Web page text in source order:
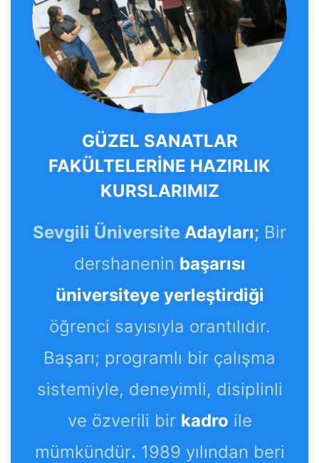
GÜZEL SANATLAR
FAKÜLTELERİNE HAZIRLIK
KURSLARIMIZ
Sevgili Üniversite Adayları; Bir
dershanenin başarısı
üniversiteye yerleştirdiği
öğrenci sayısıyla orantılıdır.
Başarı; programlı bir çalışma
sistemiyle, deneyimli, disiplinli
ve özverili bir kadro ile
mümkündür. 1989 yılından beri